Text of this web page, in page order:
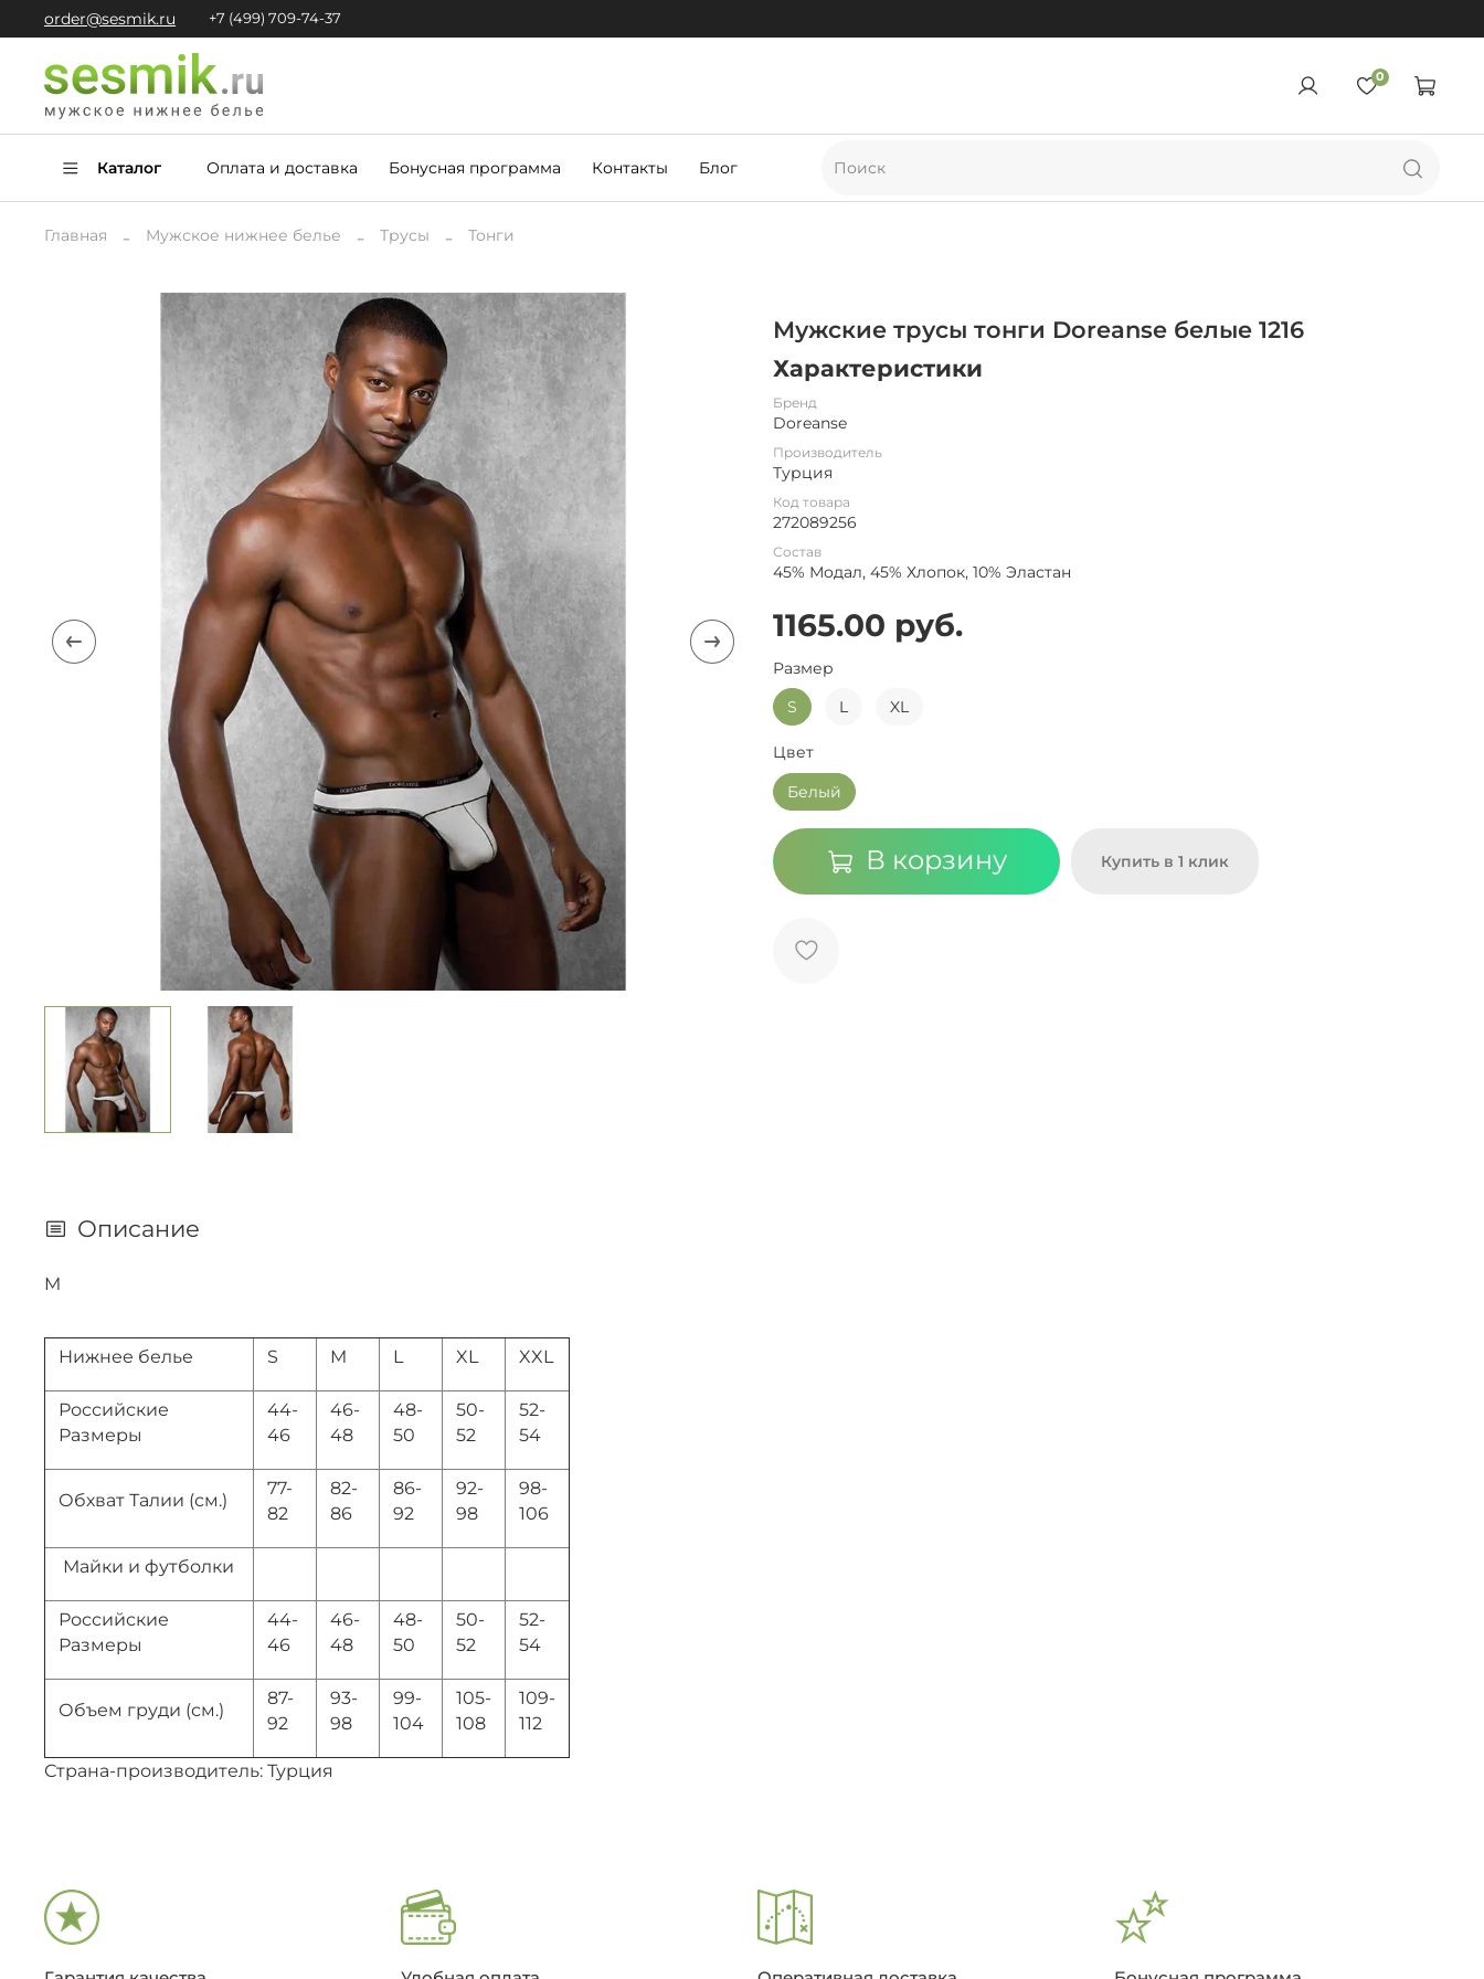
order@sesmik.ru +7 (499) 709-74-37
0
Каталог Оплата и доставка Бонусная программа Контакты Блог
Главная Мужское нижнее белье Трусы Тонги
Мужские трусы тонги Doreanse белые 1216
Характеристики
Бренд
Doreanse
Производитель
Турция
Код товара
272089256
Состав
45% Модал, 45% Хлопок, 10% Эластан
1165.00 руб.
В корзину Купить в 1 клик
Размер
S
L XL
Цвет
Белый
Описание
M
Нижнее белье S M L XL XXL
Российские
Размеры
44-
46
46-
48
48-
50
50-
52
52-
54
Обхват Талии (см.)
77-
82
82-
86
86-
92
92-
98
98-
106
Майки и футболки
Российские
Размеры
44-
46
46-
48
48-
50
50-
52
52-
54
Объем груди (см.)
87-
92
93-
98
99-
104
105-
108
109-
112
Страна-производитель: Турция